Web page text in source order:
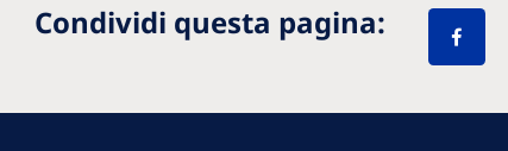
Condividi questa pagina: